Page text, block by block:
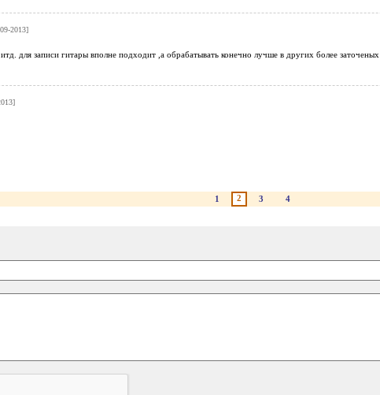
2013]
для записи гитары вполне подходит ,а обрабатывать конечно лучше в других более
1 2 3 4